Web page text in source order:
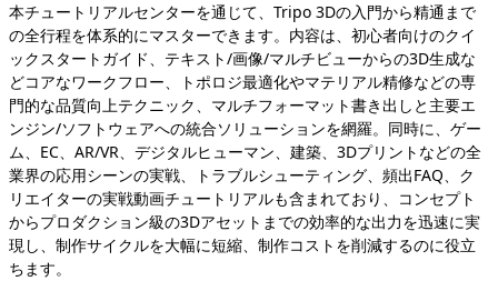
本チュートリアルセンターを通じて、Tripo 3Dの入門から精通まで
の全行程を体系的にマスターできます。内容は、初心者向けのクイ
ックスタートガイド、テキスト/画像/マルチビューからの3D生成な
どコアなワークフロー、トポロジ最適化やマテリアル精修などの専
門的な品質向上テクニック、マルチフォーマット書き出しと主要エ
ンジン/ソフトウェアへの統合ソリューションを網羅。同時に、ゲー
ム、EC、AR/VR、デジタルヒューマン、建築、3Dプリントなどの全
業界の応用シーンの実戦、トラブルシューティング、頻出FAQ、ク
リエイターの実戦動画チュートリアルも含まれており、コンセプト
からプロダクション級の3Dアセットまでの効率的な出力を迅速に実
現し、制作サイクルを大幅に短縮、制作コストを削減するのに役立
ちます。